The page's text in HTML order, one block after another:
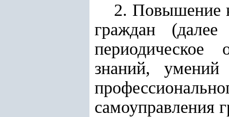
2. Повышение
граждан
периодическое
знаний,
самоуправления